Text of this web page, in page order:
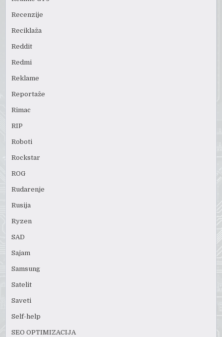
Recenzije
Reciklaža
Reddit
Redmi
Reklame
Reportaže
Rimac
RIP
Roboti
Rockstar
ROG
Rudarenje
Rusija
Ryzen
SAD
Sajam
Samsung
Satelit
Saveti
Self-help
SEO OPTIMIZACIJA